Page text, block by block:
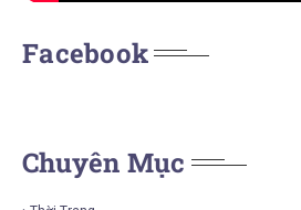
Facebook
Chuyên Mục